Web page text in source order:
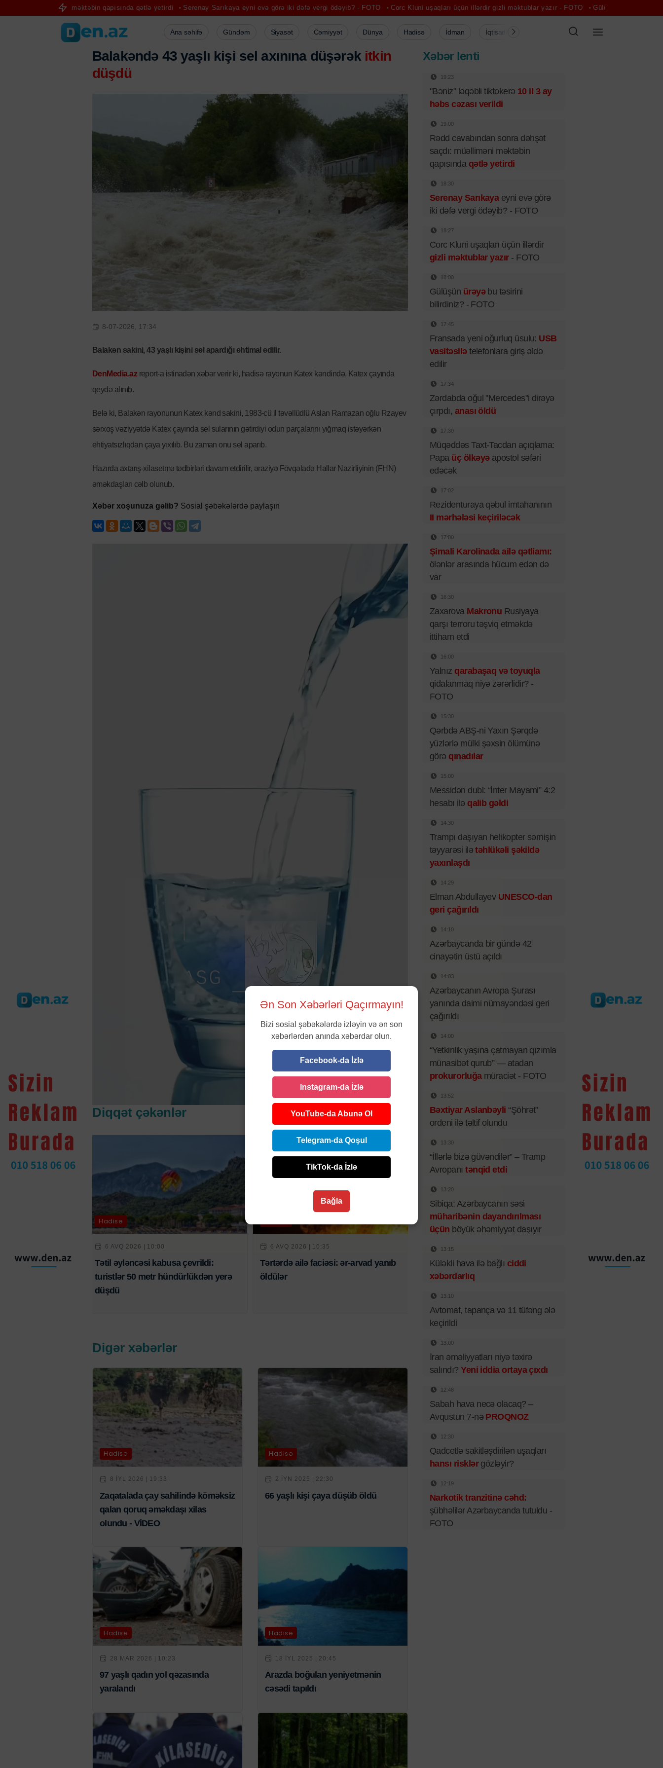
məktəbin qapısında qətlə yetirdi Serenay Sarıkaya eyni evə görə iki dəfə vergi ödəyib? - FOTO Corc Kluni uşaqları üçün illərdir gizli məktublar yazır - FOTO Gülüşün ürəyə bu təsirini bilirdiniz? -
Ana səhifə Gündəm Siyasət Cəmiyyət Dünya Hadisə İdman İqtisadiyyat Şou-biznes Müsahibə
Balakəndə 43 yaşlı kişi sel axınına düşərək itkin
düşdü
8-07-2026, 17:34
Balakən sakini, 43 yaşlı kişini sel apardığı ehtimal edilir.
DenMedia.az report-a istinadən xəbər verir ki, hadisə rayonun Katex kəndində, Katex çayında
qeydə alınıb.
Belə ki, Balakən rayonunun Katex kənd sakini, 1983-cü il təvəllüdlü Aslan Ramazan oğlu Rzayev
sərxoş vəziyyətdə Katex çayında sel sularının gətirdiyi odun parçalarını yığmaq istəyərkən
ehtiyatsızlıqdan çaya yıxılıb. Bu zaman onu sel aparıb.
Hazırda axtarış-xilasetmə tədbirləri davam etdirilir, əraziyə Fövqəladə Hallar Nazirliyinin (FHN)
əməkdaşları cəlb olunub.
Xəbər xoşunuza gəlib? Sosial şəbəkələrdə paylaşın
Diqqət çəkənlər
Hadisə
6 AVQ 2026 | 10:00
Tətil əyləncəsi kabusa çevrildi:
turistlər 50 metr hündürlükdən yerə
düşdü
6 AVQ 2026 | 10:35
Tərtərdə ailə faciəsi: ər-arvad yanıb
öldülər
Digər xəbərlər
Hadisə
8 IYL 2026 | 19:33
Zaqatalada çay sahilində köməksiz
qalan qoruq əməkdaşı xilas
olundu - VİDEO
Hadisə
2 IYN 2025 | 22:30
66 yaşlı kişi çaya düşüb öldü
Hadisə
28 MAR 2026 | 10:23
97 yaşlı qadın yol qəzasında
yaralandı
Hadisə
18 IYL 2025 | 20:45
Arazda boğulan yeniyetmənin
cəsədi tapıldı
Xəbər lenti
19:23
"Bəniz" ləqəbli tiktokerə 10 il 3 ay
həbs cəzası verildi
19:00
Rədd cavabından sonra dəhşət
saçdı: müəlliməni məktəbin
qapısında qətlə yetirdi
18:30
Serenay Sarıkayaeyni evə görə
iki dəfə vergi ödəyib? - FOTO
18:27
Corc Kluni uşaqları üçün illərdir
gizli məktublar yazır- FOTO
18:00
Gülüşün ürəyəbu təsirini
bilirdiniz? - FOTO
17:45
Fransada yeni oğurluq üsulu: USB
vasitəsilətelefonlara giriş əldə
edilir
17:34
Zərdabda oğul "Mercedes"i dirəyə
çırpdı, anası öldü
17:30
Müqəddəs Taxt-Tacdan açıqlama:
Papa üç ölkəyəapostol səfəri
edəcək
17:02
Rezidenturaya qəbul imtahanının
II mərhələsi keçiriləcək
17:00
Şimali Karolinada ailə qətliamı:
ölənlər arasında hücum edən də
var
16:30
Zaxarova Makronu Rusiyaya
qarşı terroru təşviq etməkdə
ittiham etdi
16:00
Yalnız qarabaşaq və toyuqla
qidalanmaq niyə zərərlidir? -
FOTO
15:30
Qərbdə ABŞ-ni Yaxın Şərqdə
yüzlərlə mülki şəxsin ölümünə
görə qınadılar
15:00
Messidən dubl: “İnter Mayami” 4:2
hesabı ilə qalib gəldi
14:30
Trampı daşıyan helikopter sərnişin
təyyarəsi ilətəhlükəli şəkildə
yaxınlaşdı
14:29
Elman Abdullayev UNESCO-dan
geri çağırıldı
14:10
Azərbaycanda bir gündə 42
cinayətin üstü açıldı
14:03
Azərbaycanın Avropa Şurası
yanında daimi nümayəndəsi geri
çağırıldı
14:00
“Yetkinlik yaşına çatmayan qızımla
münasibət qurub” — atadan
prokurorluğamüraciət - FOTO
13:52
Bəxtiyar Aslanbəyli “Şöhrət”
ordeni ilə təltif olundu
13:30
“İllərlə bizə güvəndilər” – Tramp
Avropanıtənqid etdi
13:20
Sibiqa: Azərbaycanın səsi
müharibənin dayandırılması
üçün böyük əhəmiyyət daşıyır
13:15
Küləkli hava ilə bağlı ciddi
xəbərdarlıq
13:10
Avtomat, tapança və 11 tüfəng ələ
keçirildi
13:00
İran əməliyyatları niyə təxirə
salındı?Yeni iddia ortaya çıxdı
12:48
Sabah hava necə olacaq? –
Avqustun 7-nə PROQNOZ
12:30
Qadcetlə sakitləşdirilən uşaqları
hansı risklərgözləyir?
12:19
Narkotik tranzitinə cəhd:
şübhəlilər Azərbaycanda tutuldu -
FOTO
Ən Son Xəbərləri Qaçırmayın!
Bizi sosial şəbəkələrdə izləyin və ən son
xəbərlərdən anında xəbərdar olun.
Facebook-da İzlə
Instagram-da İzlə
YouTube-da Abunə Ol
Telegram-da Qoşul
TikTok-da İzlə
Bağla